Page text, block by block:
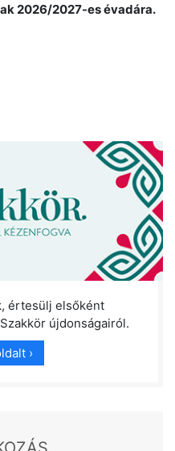
2026/2027-es évadára.
értesülj elsőként
újdonságairól.
›